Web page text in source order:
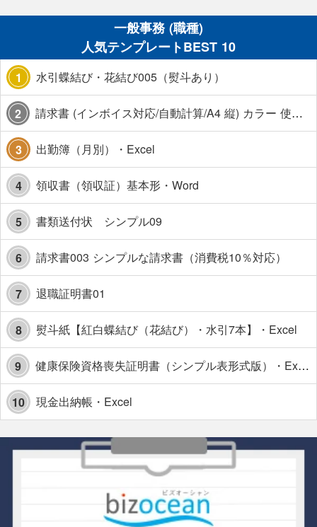
一般事務 (職種)
人気テンプレートBEST 10
1 水引蝶結び・花結び005（熨斗あり）
2 請求書 (インボイス対応/自動計算/A4 縦) カラー 使い方解説あり
3 出勤簿（月別）・Excel
4 領収書（領収証）基本形・Word
5 書類送付状 シンプル09
6 請求書003 シンプルな請求書（消費税10％対応）
7 退職証明書01
8 熨斗紙【紅白蝶結び（花結び）・水引7本】・Excel
9 健康保険資格喪失証明書（シンプル表形式版）・Excel【見本付き】
10 現金出納帳・Excel